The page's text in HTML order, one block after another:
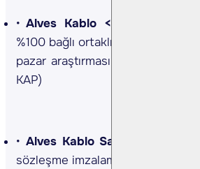
Alves Kablo <ALVES TI>
%100 bağlı ortaklık kurulmasına
pazar araştırması yapılmasına
KAP)
Alves Kablo Sanayi <ALVES
sözleşme imzalama daveti